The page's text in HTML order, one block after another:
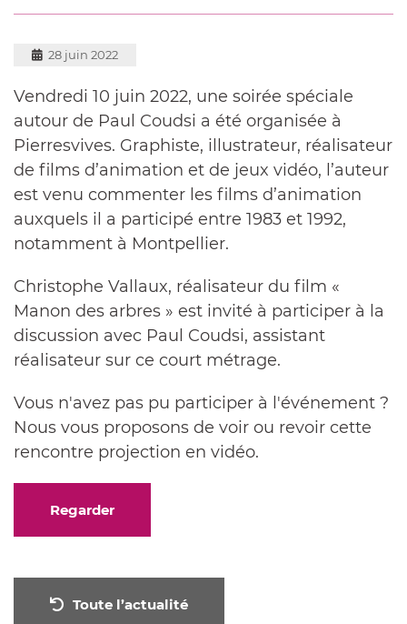
28 juin 2022
Vendredi 10 juin 2022, une soirée spéciale
autour de Paul Coudsi a été organisée à
Pierresvives. Graphiste, illustrateur, réalisateur
de films d’animation et de jeux vidéo, l’auteur
est venu commenter les films d’animation
auxquels il a participé entre 1983 et 1992,
notamment à Montpellier.
Christophe Vallaux, réalisateur du film «
Manon des arbres » est invité à participer à la
discussion avec Paul Coudsi, assistant
réalisateur sur ce court métrage.
Vous n'avez pas pu participer à l'événement ?
Nous vous proposons de voir ou revoir cette
rencontre projection en vidéo.
Regarder
Toute l’actualité